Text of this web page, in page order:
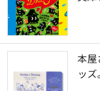
本屋
ッ